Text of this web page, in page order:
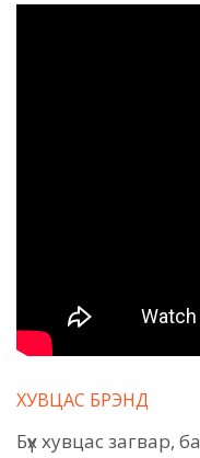
ХУВЦАС БРЭНД
Бүх хувцас загвар,